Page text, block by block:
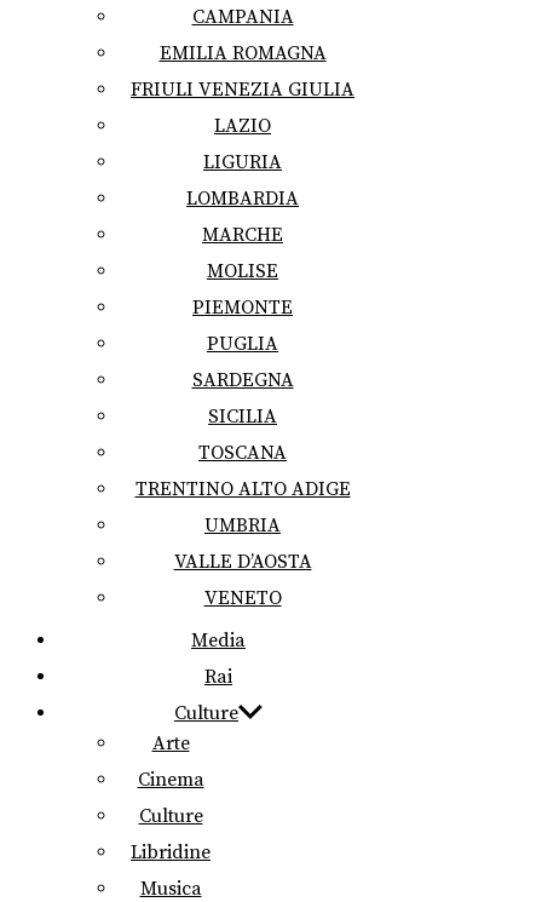
CAMPANIA
EMILIA ROMAGNA
FRIULI VENEZIA GIULIA
LAZIO
LIGURIA
LOMBARDIA
MARCHE
MOLISE
PIEMONTE
PUGLIA
SARDEGNA
SICILIA
TOSCANA
TRENTINO ALTO ADIGE
UMBRIA
VALLE D’AOSTA
VENETO
Media
Rai
Culture
Arte
Cinema
Culture
Libridine
Musica